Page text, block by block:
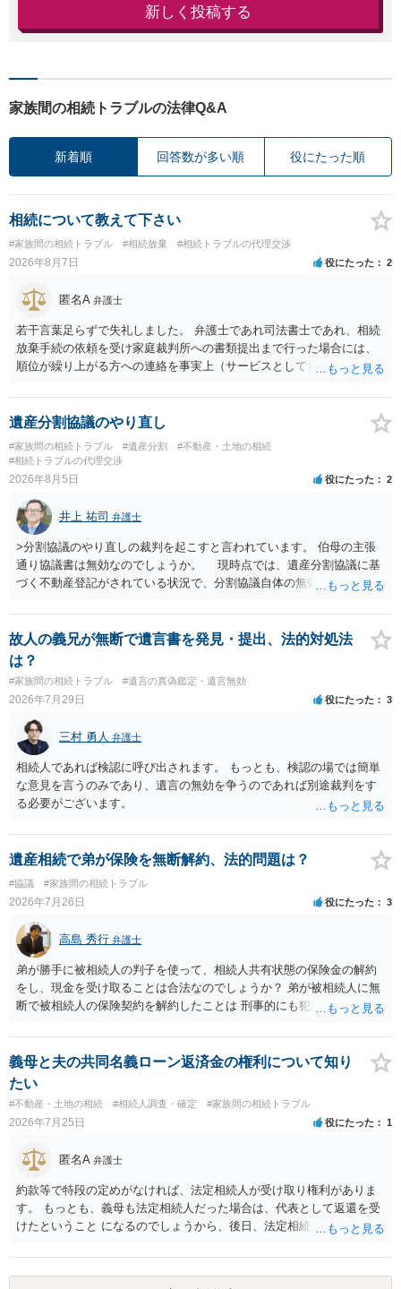
新しく投稿する
家族間の相続トラブルの法律Q&A
新着順 回答数が多い順 役にたった順
相続について教えて下さい
#家族間の相続トラブル #相続放棄 #相続トラブルの代理交渉
2026年8月7日 役にたった 2
匿名A 弁護士
若干言葉足らずで失礼しました。 弁護士であれ司法書士であれ、相続
放棄手続の依頼を受け家庭裁判所への書類提出まで行った場合には、
順位が繰り上がる方への連絡を事実上（サービスとして）行うことは
できない、という意味でした。
遺産分割協議のやり直し
#家族間の相続トラブル #遺産分割
#不動産・土地の相続
#相続トラブルの代理交渉
2026年8月5日 役にたった 2
井上 祐司 弁護士
>分割協議のやり直しの裁判を起こすと言われています。 伯母の主張
通り協議書は無効なのでしょうか。 現時点では、遺産分割協議に基
づく不動産登記がされている状況で、分割協議自体の無効を裁判所が
方の訴訟の主張及び立証次第ですが、 ・御祖母様の認知能力に関する
医師の意見書、筆跡鑑定 が提出されればその効力が否定される可能性
はありますが、 ・伯母様自身が分割協議に加わっていること ・御祖母
様の意に反する遺産分割協議を行う実益が誰にあったかの立証が困難
であること からすると、実際に遺産分割協議の効力が否定される可能
性はそれほど高くない（立証のハードルは非常に高い）ということが
言えると思います。
故人の義兄が無断で遺言書を発見・提出、法的対処法
は？
#家族間の相続トラブル #遺言の真偽鑑定・遺言無効
2026年7月29日 役にたった 3
三村 勇人 弁護士
相続人であれば検認に呼び出されます。 もっとも、検認の場では簡単
な意見を言うのみであり、遺言の無効を争うのであれば別途裁判をす
る必要がございます。
遺産相続で弟が保険を無断解約、法的問題は？
#協議 #家族間の相続トラブル
2026年7月26日 役にたった 3
高島 秀行 弁護士
弟が勝手に被相続人の判子を使って、相続人共有状態の保険金の解約
をし、現金を受け取ることは合法なのでしょうか？ 弟が被相続人に無
断で被相続人の保険契約を解約したことは 刑事的にも犯罪となる可能
された書類のコピーを取得して、弁護士に面談で詳しい事情を話して
相談 されたら良いと思います。
義母と夫の共同名義ローン返済金の権利について知り
たい
#不動産・土地の相続 #相続人調査・確定 #家族間の相続トラブル
2026年7月25日 役にたった 1
匿名A 弁護士
約款等で特段の定めがなければ、法定相続人が受け取り権利がありま
す。 もっとも、義母も法定相続人だった場合は、代表として返還を受
けたということ になるのでしょうから、後日、法定相続分に基づいて